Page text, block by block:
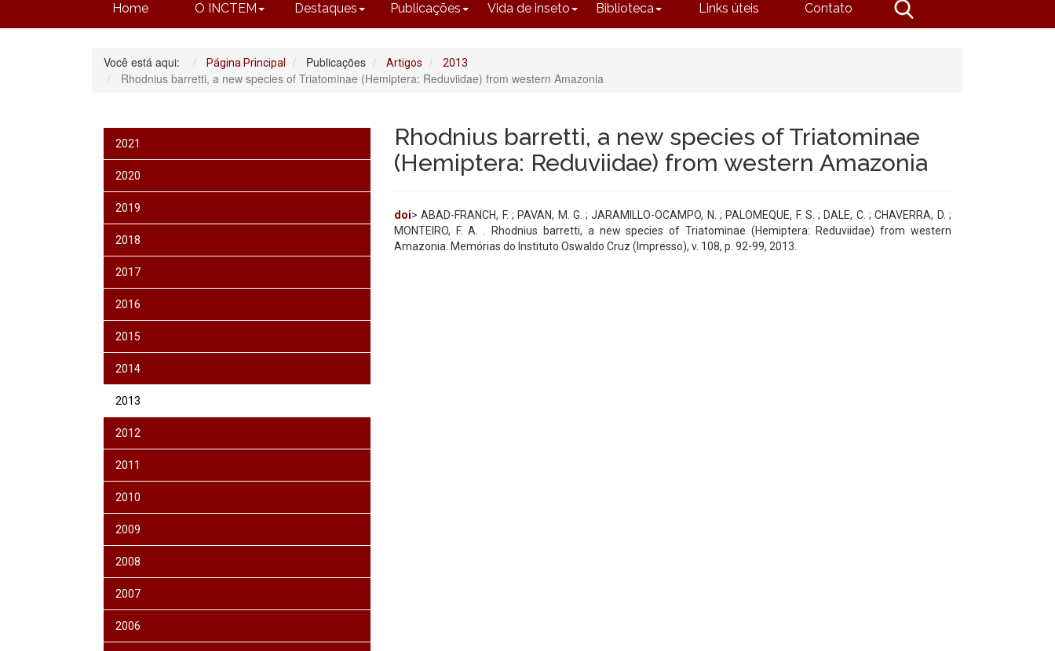
Home O INCTEM Destaques Publicações Vida de inseto Biblioteca Links úteis Contato
Você está aqui: Página Principal Publicações Artigos 2013
Rhodnius barretti, a new species of Triatominae (Hemiptera: Reduviidae) from western Amazonia
2021
2020
2019
2018
2017
2016
2015
2014
2013
2012
2011
2010
2009
2008
2007
2006
Rhodnius barretti, a new species of Triatominae
(Hemiptera: Reduviidae) from western Amazonia
doi> ABAD-FRANCH, F. ; PAVAN, M. G. ; JARAMILLO-OCAMPO, N. ; PALOMEQUE, F. S. ; DALE, C. ; CHAVERRA, D. ;
MONTEIRO, F. A. . Rhodnius barretti, a new species of Triatominae (Hemiptera: Reduviidae) from western
Amazonia. Memórias do Instituto Oswaldo Cruz (Impresso), v. 108, p. 92-99, 2013.